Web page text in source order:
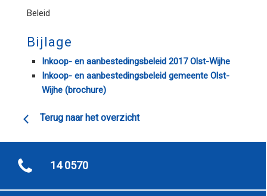
Beleid
Bijlage
Inkoop- en aanbestedingsbeleid 2017 Olst-Wijhe
Inkoop- en aanbestedingsbeleid gemeente Olst-
Wijhe (brochure)
Terug naar het overzicht
14 0570